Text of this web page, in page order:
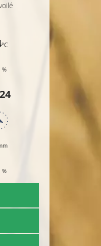
°C
%
%
26